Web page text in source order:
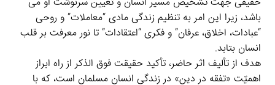
باشد، زیرا این امر به تنظیم زندگی مادی “معاملات” و روحی
“عبادات، اخلاق، عرفان” و فکری “اعتقادات” تا نور معرفت بر قلب
انسان بتابد.
هدف از تألیف اثر حاضر، تأکید حقیقت فوق الذکر از راه ابراز
اهمیّت «تفقه در دین» در زندگی انسان مسلمان است، که با